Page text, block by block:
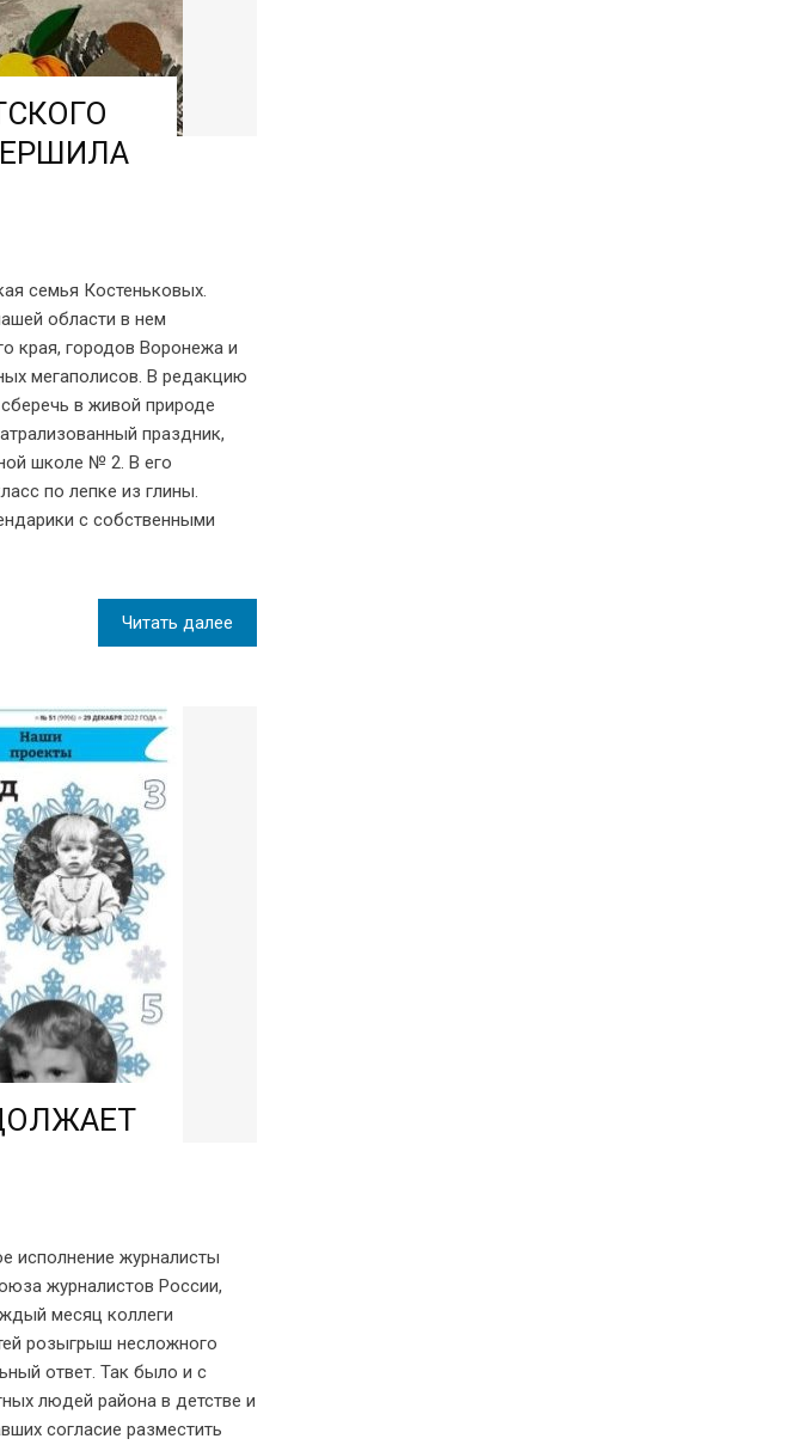
семья Костеньковых.
области в нем
края, городов Воронежа и
мегаполисов. В редакцию
в живой природе
праздник,
школе № 2. В его
по лепке из глины.
с собственными
Читать далее
исполнение журналисты
журналистов России,
месяц коллеги
розыгрыш несложного
ответ. Так было и с
людей района в детстве и
согласие разместить